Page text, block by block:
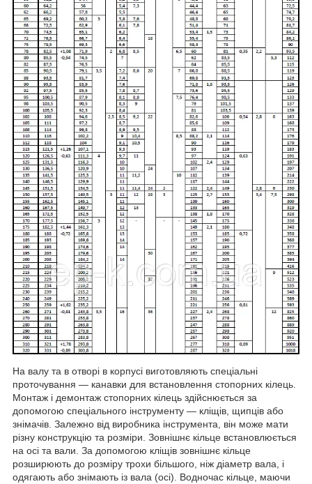
На валу та в отворі в корпусі виготовляють спеціальні
проточування — канавки для встановлення стопорних кілець.
Монтаж і демонтаж стопорних кілець здійснюється за
допомогою спеціального інструменту — кліщів, щипців або
знімачів. Залежно від виробника інструмента, він може мати
різну конструкцію та розміри. Зовнішнє кільце встановлюється
на осі та вали. За допомогою кліщів зовнішнє кільце
розширюють до розміру трохи більшого, ніж діаметр вала, і
одягають або знімають із вала (осі). Водночас кільце, маючи